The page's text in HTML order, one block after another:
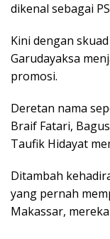
dikenal sebagai
Kini dengan
Garudayaksa
promosi.
Deretan nama
Braif Fatari,
Taufik Hidayat
Ditambah
yang pernah
Makassar,